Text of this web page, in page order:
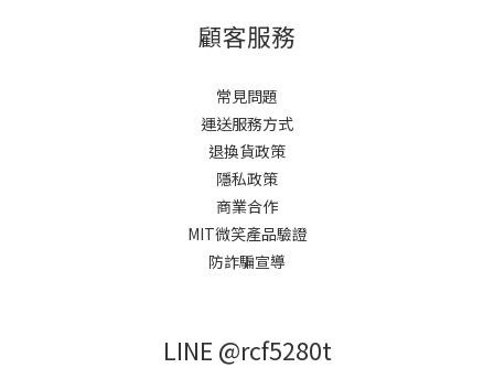
顧客服務
常見問題
運送服務方式
退換貨政策
隱私政策
商業合作
MIT微笑產品驗證
防詐騙宣導
LINE @rcf5280t